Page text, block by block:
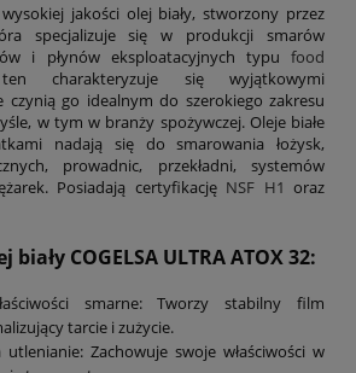
jakości olej biały, stworzony przez
specjalizuje się w produkcji smarów
i płynów eksploatacyjnych typu food
charakteryzuje się wyjątkowymi
czynią go idealnym do szerokiego zakresu
w tym w branży spożywczej. Oleje białe
nadają się do smarowania łożysk,
prowadnic, przekładni, systemów
Posiadają certyfikację NSF H1 oraz
biały COGELSA ULTRA ATOX 32:
smarne: Tworzy stabilny film
tarcie i zużycie.
Zachowuje swoje właściwości w